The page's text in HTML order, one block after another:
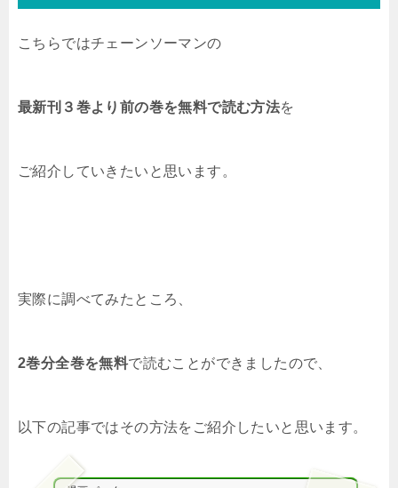
こちらではチェーンソーマンの
最新刊３巻より前の巻を無料で読む方法を
ご紹介していきたいと思います。
実際に調べてみたところ、
2巻分全巻を無料で読むことができましたので、
以下の記事ではその方法をご紹介したいと思います。